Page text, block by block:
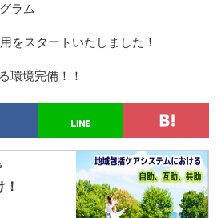
ラム
をスタートいたしました！
環境完備！！